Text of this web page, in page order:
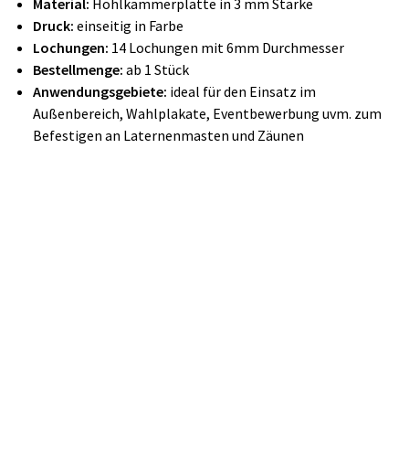
Druck: einseitig in Farbe
Lochungen: 14 Lochungen mit 6mm Durchmesser
Bestellmenge: ab 1 Stück
Anwendungsgebiete: ideal für den Einsatz im
Außenbereich, Wahlplakate, Eventbewerbung uvm. zum
Befestigen an Laternenmasten und Zäunen